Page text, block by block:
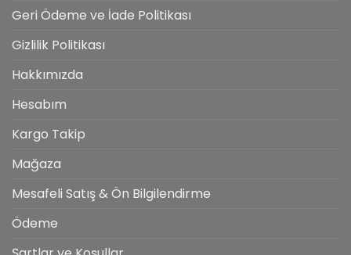
Geri Ödeme ve İade Politikası
Gizlilik Politikası
Hakkımızda
Hesabım
Kargo Takip
Mağaza
Mesafeli Satış & Ön Bilgilendirme
Ödeme